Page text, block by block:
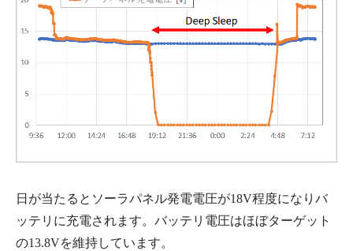
日が当たるとソーラパネル発電電圧が18V程度になりバ
ッテリに充電されます。バッテリ電圧はほぼターゲット
の13.8Vを維持しています。